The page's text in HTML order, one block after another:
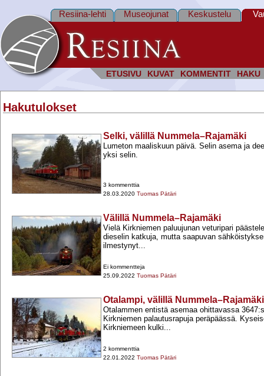
ETUSIVU KUVAT KOMMENTIT HAKU
Resiina-lehti Museojunat Keskustelu
Hakutulokset
Selki, välillä Nummela–Rajamäki
Lumeton maaliskuun päivä. Selin asema ja
yksi selin.
3 kommenttia
28.03.2020 Tuomas Pätäri
Välillä Nummela–Rajamäki
Vielä Kirkniemen paluujunan veturipari
dieselin katkuja, mutta saapuvan
ilmestynyt...
Ei kommentteja
25.09.2022 Tuomas Pätäri
Otalampi, välillä Nummela–Rajamäki
Otalammen entistä asemaa ohittavassa
Kirkniemen palautusrapuja peräpäässä.
Kirkniemeen kulki...
2 kommenttia
22.01.2022 Tuomas Pätäri